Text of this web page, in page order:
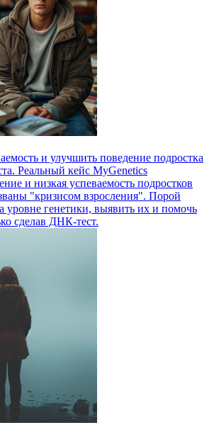
и улучшить поведение подростка
Реальный кейс MyGenetics
и низкая успеваемость подростков
"кризисом взросления". Порой
уровне генетики, выявить их и помочь
сделав ДНК-тест.